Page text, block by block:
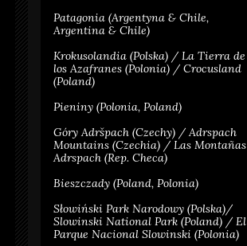
Patagonia (Argentyna & Chile,
Argentina & Chile)
Krokusolandia (Polska) / La Tierra de
los Azafranes (Polonia) / Crocusland
(Poland)
Pieniny (Polonia, Poland)
Góry Adršpach (Czechy) / Adrspach
Mountains (Czechia) / Las Montañas
Adrspach (Rep. Checa)
Bieszczady (Poland, Polonia)
Słowiński Park Narodowy (Polska)/
Slowinski National Park (Poland) / El
Parque Nacional Slowinski (Polonia)